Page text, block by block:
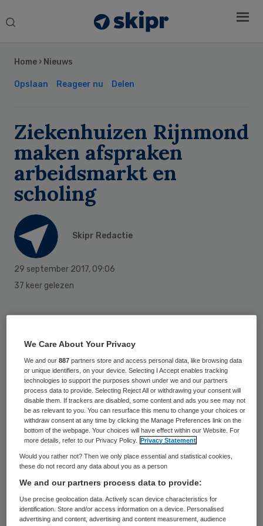
Search
Home › Nieuws
Opslaan Reageer nu Delen
Ziekenhuizen Rijnmond
maken afspraken
arbeidsmarkt en
scholing
Skipr Redactie
29 september 2017, 09:06
37 keer gelezen
De stichting Samenwerkende Rijnmond
Ziekenhuizen (SRZ) heeft een regionaal
convenant voor samenwerken en samen
opleiden gesloten. Met een gezamenlijk
arbeidsmarktbeleid willen de deelnemende
ziekenhuizen ervoor zorgen dat personeel
daar beschikbaar is waar het nodig is.
Tot de stichting behoren het Erasmus MC,
Franciscus Gasthuis en Vlietland,
Havenziekenhuis, IJsselland Ziekenhuis,
Ikazia Ziekenhuis, Maasstad Ziekenhuis, Het
Sidebar
We Care About Your Privacy
We and our887 partners store and access personal data, like browsing data
or unique identifiers, on your device. Selecting I Accept enables tracking
technologies to support the purposes shown under we and our partners
process data to provide. Selecting Reject All or withdrawing your consent will
disable them. If trackers are disabled, some content and ads you see may not
be as relevant to you. You can resurface this menu to change your choices or
withdraw consent at any time by clicking the Manage Preferences link on the
bottom of the webpage. Your choices will have effect within our Website. For
more details, refer to our Privacy Policy.
Privacy Statement
Would you rather not? Then we only place essential and statistical cookies,
these do not record any data about you as a person
We and our partners process data to provide:
Use precise geolocation data. Actively scan device characteristics for
identification. Store and/or access information on a device. Personalised
advertising and content, advertising and content measurement, audience